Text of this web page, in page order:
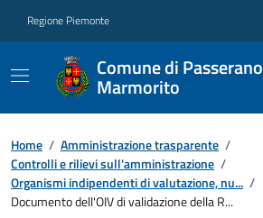
Regione Piemonte
Comune di Passerano
Marmorito
Home / Amministrazione trasparente /
Controlli e rilievi sull'amministrazione /
Organismi indipendenti di valutazione, nu... /
Documento dell'OIV di validazione della R...